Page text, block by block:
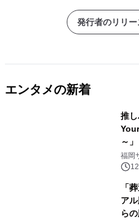
発行者のリリ
エンタメの新着
推
～」
福岡
「
ア
ら